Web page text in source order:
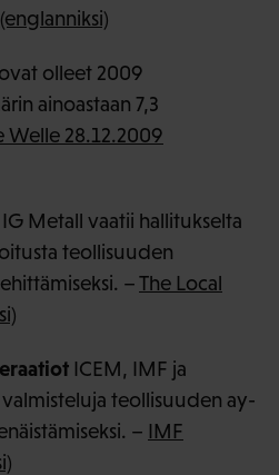
olleet 2009
ainoastaan 7,3
Welle 28.12.2009
Metall vaatii hallitukselta
teollisuuden
–The Local
ICEM, IMF ja
teollisuuden ay-
– IMF